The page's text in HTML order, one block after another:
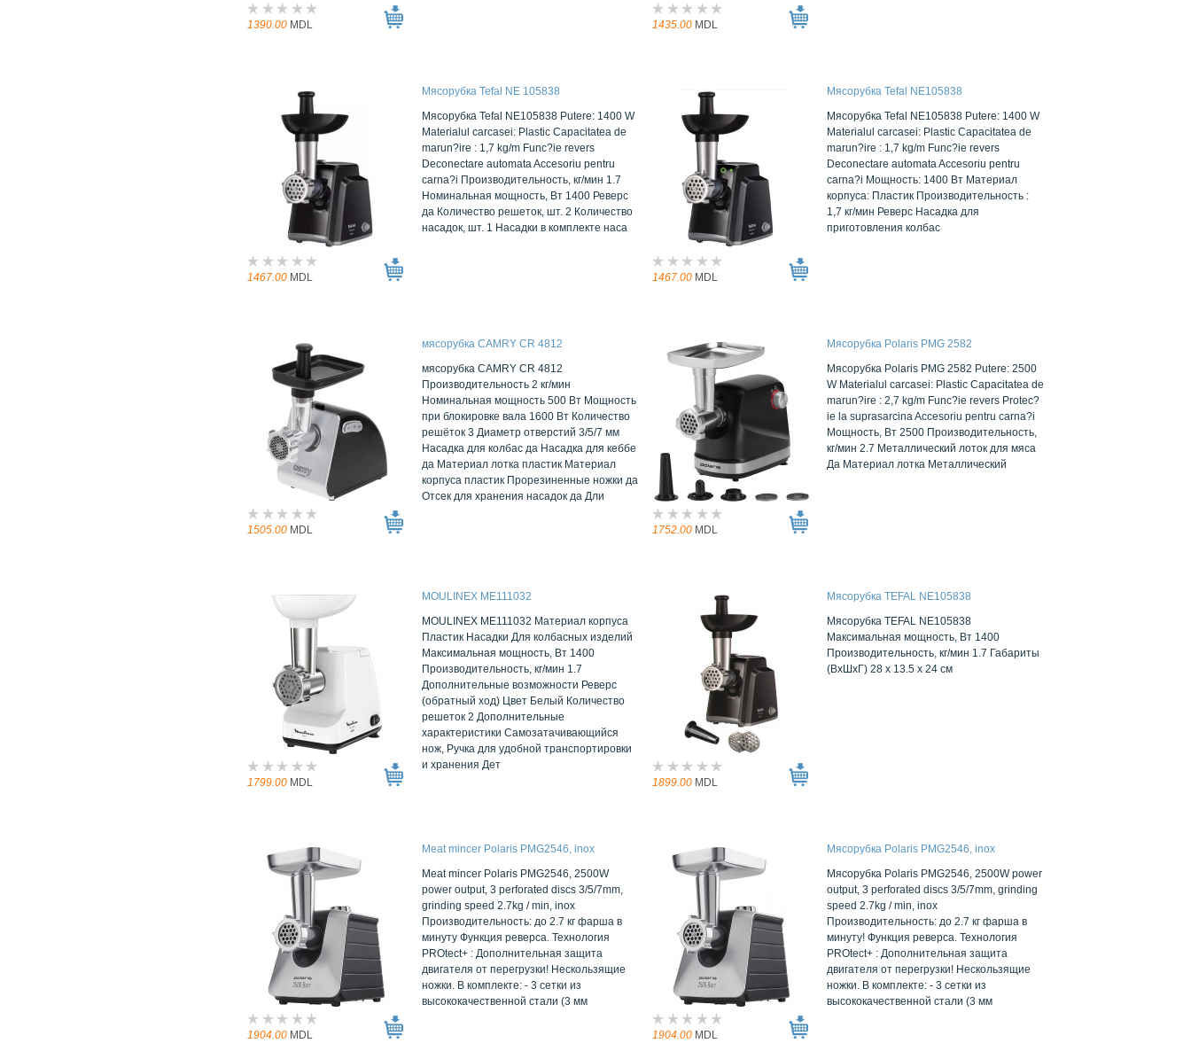
1390.00 MDL 1435.00 MDL
1467.00 MDL
Мясорубка Tefal NE 105838
Мясорубка Tefal NE105838 Putere: 1400 W
Materialul carcasei: Plastic Capacitatea de
marun?ire : 1,7 kg/m Func?ie revers
Deconectare automata Accesoriu pentru
carna?i Производительность, кг/мин 1.7
Номинальная мощность, Вт 1400 Реверс
да Количество решеток, шт. 2 Количество
насадок, шт. 1 Насадки в комплекте наса
1467.00 MDL
Мясорубка Tefal NE105838
Мясорубка Tefal NE105838 Putere: 1400 W
Materialul carcasei: Plastic Capacitatea de
marun?ire : 1,7 kg/m Func?ie revers
Deconectare automata Accesoriu pentru
carna?i Мощность: 1400 Вт Материал
корпуса: Пластик Производительность :
1,7 кг/мин Реверс Насадка для
приготовления колбас
1505.00 MDL
мясорубка CAMRY CR 4812
мясорубка CAMRY CR 4812
Производительность 2 кг/мин
Номинальная мощность 500 Вт Мощность
при блокировке вала 1600 Вт Количество
решёток 3 Диаметр отверстий 3/5/7 мм
Насадка для колбас да Насадка для кеббе
да Материал лотка пластик Материал
корпуса пластик Прорезиненные ножки да
Отсек для хранения насадок да Дли
1752.00 MDL
Мясорубка Polaris PMG 2582
Мясорубка Polaris PMG 2582 Putere: 2500
W Materialul carcasei: Plastic Capacitatea de
marun?ire : 2,7 kg/m Func?ie revers Protec?
ie la suprasarcina Accesoriu pentru carna?i
Мощность, Вт 2500 Производительность,
кг/мин 2.7 Металлический лоток для мяса
Да Материал лотка Металлический
1799.00 MDL
MOULINEX ME111032
MOULINEX ME111032 Материал корпуса
Пластик Насадки Для колбасных изделий
Максимальная мощность, Вт 1400
Производительность, кг/мин 1.7
Дополнительные возможности Реверс
(обратный ход) Цвет Белый Количество
решеток 2 Дополнительные
характеристики Самозатачивающийся
нож, Ручка для удобной транспортировки
и хранения Дет
1899.00 MDL
Мясорубка TEFAL NE105838
Мясорубка TEFAL NE105838
Максимальная мощность, Вт 1400
Производительность, кг/мин 1.7 Габариты
(ВхШхГ) 28 x 13.5 x 24 см
1904.00 MDL
Meat mincer Polaris PMG2546, inox
Meat mincer Polaris PMG2546, 2500W
power output, 3 perforated discs 3/5/7mm,
grinding speed 2.7kg / min, inox
Производительность: до 2.7 кг фарша в
минуту Функция реверса. Технология
PROtect+ : Дополнительная защита
двигателя от перегрузки! Нескользящие
ножки. В комплекте: - 3 сетки из
высококачественной стали (3 мм
1904.00 MDL
Мясорубка Polaris PMG2546, inox
Мясорубка Polaris PMG2546, 2500W power
output, 3 perforated discs 3/5/7mm, grinding
speed 2.7kg / min, inox
Производительность: до 2.7 кг фарша в
минуту! Функция реверса. Технология
PROtect+ : Дополнительная защита
двигателя от перегрузки! Нескользящие
ножки. В комплекте: - 3 сетки из
высококачественной стали (3 мм